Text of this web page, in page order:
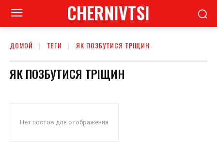
CHERNIVTSI
ДОМОЙ ТЕГИ ЯК ПОЗБУТИСЯ ТРІЩИН
ЯК ПОЗБУТИСЯ ТРІЩИН
Нет постов для отображения